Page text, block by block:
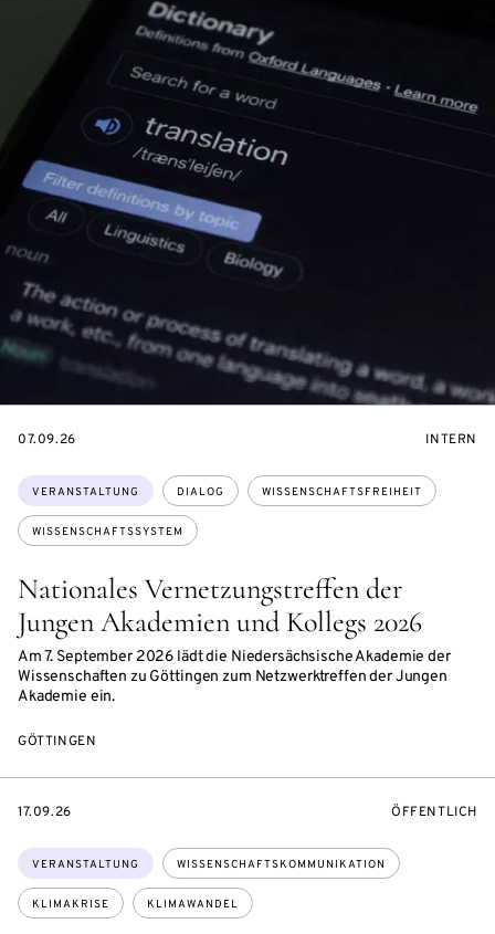
Nationales Vernetzungstreffen der
Jungen Akademien und Kollegs 2026
Am 7. September 2026 lädt die Niedersächsische Akademie der
Wissenschaften zu Göttingen zum Netzwerktreffen der Jungen
Akademie ein.
Themen:
VERANSTALTUNG DIALOG WISSENSCHAFTSFREIHEIT
WISSENSCHAFTSSYSTEM
EVENTBEGINSON
07.09.26 INTERN
GÖTTINGEN
Themen:
VERANSTALTUNG WISSENSCHAFTSKOMMUNIKATION
KLIMAKRISE KLIMAWANDEL
EVENTBEGINSON
17.09.26 ÖFFENTLICH